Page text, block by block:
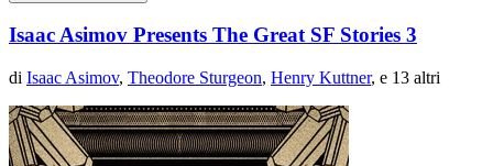
Isaac Asimov Presents The Great SF Stories 3
di Isaac Asimov, Theodore Sturgeon, Henry Kuttner, e 13 altri